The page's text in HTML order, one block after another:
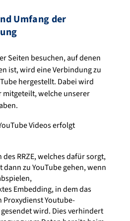
Umfang der
Seiten besuchen, auf denen
ist, wird eine Verbindung zu
hergestellt. Dabei wird
mitgeteilt, welche unserer
Videos erfolgt
RRZE, welches dafür sorgt,
dann zu YouTube gehen, wenn
Embedding, in dem das
Proxydienst Youtube-
wird. Dies verhindert